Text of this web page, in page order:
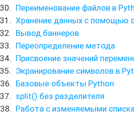
Переименование файлов в
Хранение данных с помощью
Вывод баннеров
Переопределение метода
Присвоение значений
Экранирование символов в
Базовые объекты Python
split() без разделителя
Работа с изменяемыми